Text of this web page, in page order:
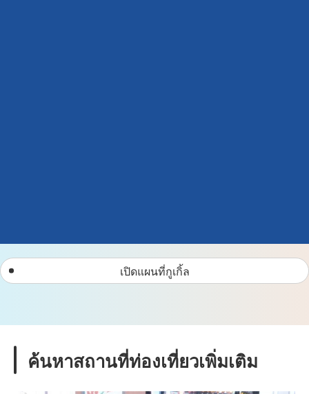
เปิดแผนที่กูเกิ้ล
ค้นหาสถานที่ท่องเที่ยวเพิ่มเติม